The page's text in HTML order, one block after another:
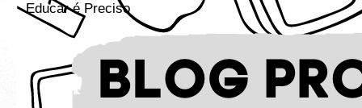
Educar é Preciso